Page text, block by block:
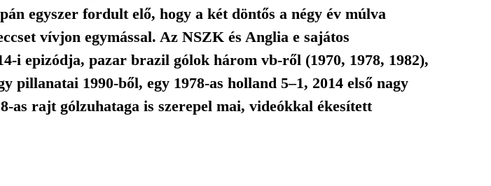
egyszer fordult elő, hogy a két döntős a négy év múlva
vívjon egymással. Az NSZK és Anglia e sajátos
i epizódja, pazar brazil gólok három vb-ről (1970, 1978, 1982),
pillanatai 1990-ből, egy 1978-as holland 5–1, 2014 első nagy
as rajt gólzuhataga is szerepel mai, videókkal ékesített